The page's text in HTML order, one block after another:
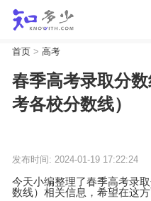
首页> 高考
春季高考录取分
考各校分数线）
发布时间: 2024-01-19 17:22:24
今天小编整理了春季高考录
数线）相关信息，希望在这